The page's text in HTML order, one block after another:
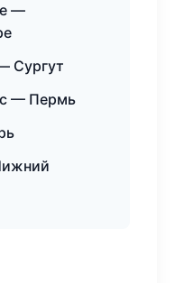
—
Сургут
— Пермь